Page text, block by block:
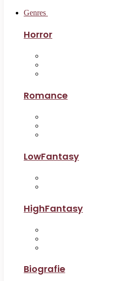
Genres
Horror
Romance
LowFantasy
HighFantasy
Biografie